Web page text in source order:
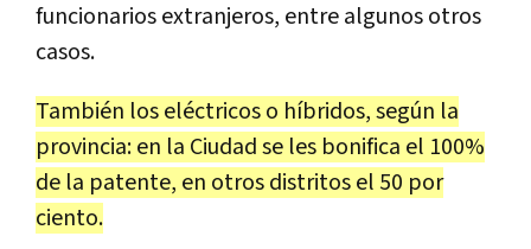
funcionarios extranjeros, entre algunos otros
casos.
También los eléctricos o híbridos, según la
provincia: en la Ciudad se les bonifica el 100%
de la patente, en otros distritos el 50 por
ciento.